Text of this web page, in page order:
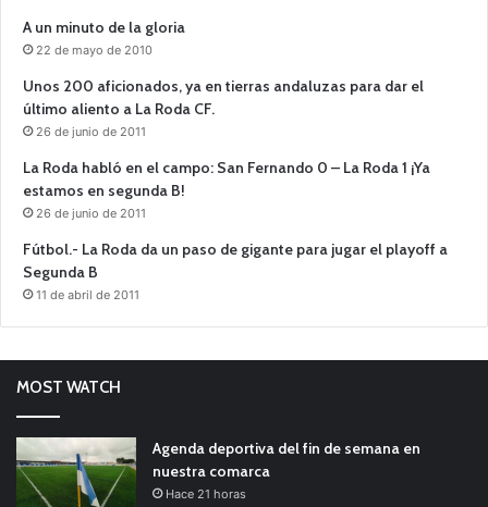
A un minuto de la gloria
22 de mayo de 2010
Unos 200 aficionados, ya en tierras andaluzas para dar el
último aliento a La Roda CF.
26 de junio de 2011
La Roda habló en el campo: San Fernando 0 – La Roda 1 ¡Ya
estamos en segunda B!
26 de junio de 2011
Fútbol.- La Roda da un paso de gigante para jugar el playoff a
Segunda B
11 de abril de 2011
MOST WATCH
Agenda deportiva del fin de semana en
nuestra comarca
Hace 21 horas